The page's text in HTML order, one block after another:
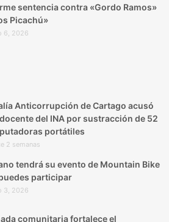
sentencia contra «Gordo Ramos»
Picachú»
6, 2026
Anticorrupción de Cartago acusó
del INA por sustracción de 52
portátiles
2 semanas
tendrá su evento de Mountain Bike
participar
3, 2026
comunitaria fortalece el